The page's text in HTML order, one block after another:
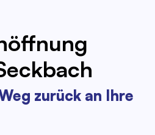
zurück an Ihre